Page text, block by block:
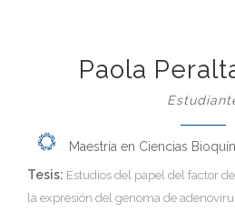
Paola
Maestría en Ciencias
Tesis: Estudios del papel del factor de
la expresión del genoma de